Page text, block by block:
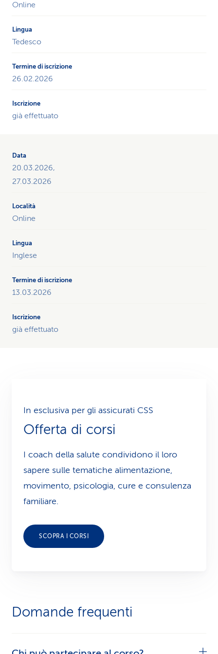
Online
Tedesco
26.02.2026
già effettuato
20.03.2026,
27.03.2026
Online
Inglese
13.03.2026
già effettuato
In esclusiva per gli assicurati CSS
Offerta di corsi
I coach della salute condividono il loro
sapere sulle tematiche alimentazione,
movimento, psicologia, cure e consulenza
familiare.
SCOPRA I CORSI
Domande frequenti